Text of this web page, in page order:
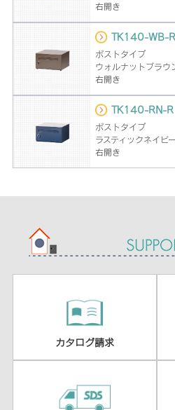
右開き
TK140-WB-R
ポストタイプ
ウォルナットブラウ
右開き
TK140-RN-R
ポストタイプ
ラスティックネイビー
右開き
カタログ請求